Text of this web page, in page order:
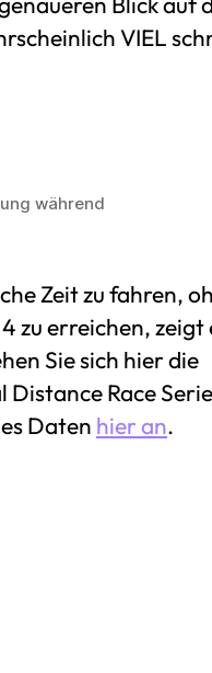
VIEL
während
Zeit zu fahren,
zu erreichen, zeigt
Sie sich hier die
Race
Daten hier an.